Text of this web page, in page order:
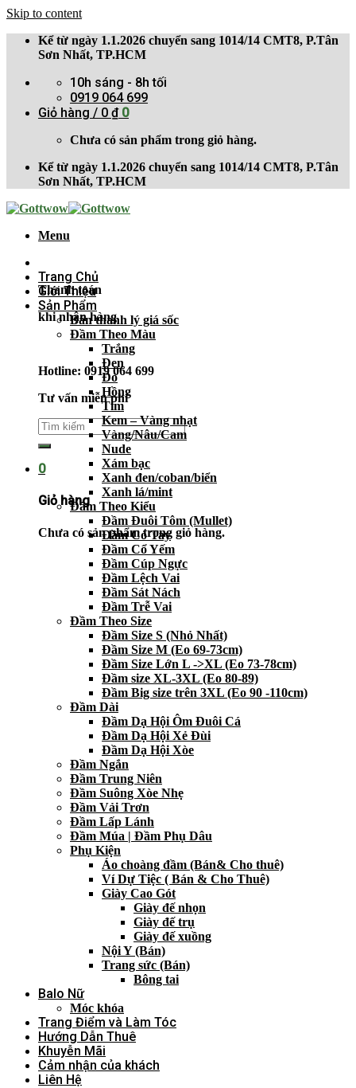
Skip to content
Kể từ ngày 1.1.2026 chuyển sang 1014/14 CMT8, P.Tân
Sơn Nhất, TP.HCM
10h sáng - 8h tối
0919 064 699
Giỏ hàng / 0 ₫ 0
Chưa có sản phẩm trong giỏ hàng.
Kể từ ngày 1.1.2026 chuyển sang 1014/14 CMT8, P.Tân
Sơn Nhất, TP.HCM
Menu
Thanh toán
khi nhận hàng
Hotline: 0919 064 699
Tư vấn miễn phí
0
Giỏ hàng
Chưa có sản phẩm trong giỏ hàng.
Trang Chủ
Giới Thiệu
Sản Phẩm
Bán thanh lý giá sốc
Đầm Theo Màu
Trắng
Đen
Đỏ
Hồng
Tím
Kem – Vàng nhạt
Vàng/Nâu/Cam
Nude
Xám bạc
Xanh đen/coban/biển
Xanh lá/mint
Đầm Theo Kiểu
Đầm Đuôi Tôm (Mullet)
Đầm Có Tay
Đầm Cổ Yếm
Đầm Cúp Ngực
Đầm Lệch Vai
Đầm Sát Nách
Đầm Trễ Vai
Đầm Theo Size
Đầm Size S (Nhỏ Nhất)
Đầm Size M (Eo 69-73cm)
Đầm Size Lớn L ->XL (Eo 73-78cm)
Đầm size XL-3XL (Eo 80-89)
Đầm Big size trên 3XL (Eo 90 -110cm)
Đầm Dài
Đầm Dạ Hội Ôm Đuôi Cá
Đầm Dạ Hội Xẻ Đùi
Đầm Dạ Hội Xòe
Đầm Ngắn
Đầm Trung Niên
Đầm Suông Xòe Nhẹ
Đầm Vải Trơn
Đầm Lấp Lánh
Đầm Múa | Đầm Phụ Dâu
Phụ Kiện
Áo choàng đầm (Bán& Cho thuê)
Ví Dự Tiệc ( Bán & Cho Thuê)
Giày Cao Gót
Giày đế nhọn
Giày đế trụ
Giày đế xuồng
Nội Y (Bán)
Trang sức (Bán)
Bông tai
Balo Nữ
Móc khóa
Trang Điểm và Làm Tóc
Hướng Dẫn Thuê
Khuyễn Mãi
Cảm nhận của khách
Liên Hệ